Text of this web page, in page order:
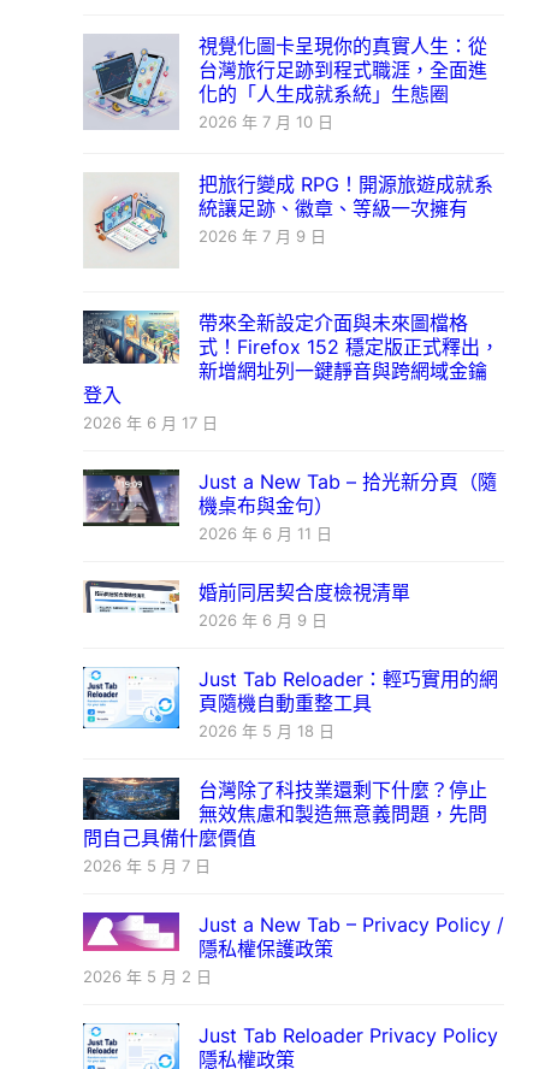
視覺化圖卡呈現你的真實人生：從
台灣旅行足跡到程式職涯，全面進
化的「人生成就系統」生態圈
2026 年 7 月 10 日
把旅行變成 RPG！開源旅遊成就系
統讓足跡、徽章、等級一次擁有
2026 年 7 月 9 日
帶來全新設定介面與未來圖檔格
式！Firefox 152 穩定版正式釋出，
新增網址列一鍵靜音與跨網域金鑰
登入
2026 年 6 月 17 日
Just a New Tab – 拾光新分頁（隨
機桌布與金句）
2026 年 6 月 11 日
婚前同居契合度檢視清單
2026 年 6 月 9 日
Just Tab Reloader：輕巧實用的網
頁隨機自動重整工具
2026 年 5 月 18 日
台灣除了科技業還剩下什麼？停止
無效焦慮和製造無意義問題，先問
問自己具備什麼價值
2026 年 5 月 7 日
Just a New Tab – Privacy Policy /
隱私權保護政策
2026 年 5 月 2 日
Just Tab Reloader Privacy Policy
隱私權政策